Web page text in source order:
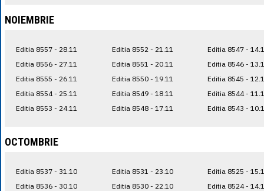
NOIEMBRIE
Editia 8557 - 28.11
Editia 8556 - 27.11
Editia 8555 - 26.11
Editia 8554 - 25.11
Editia 8553 - 24.11
Editia 8552 - 21.11
Editia 8551 - 20.11
Editia 8550 - 19.11
Editia 8549 - 18.11
Editia 8548 - 17.11
Editia 8547 -
Editia 8546 -
Editia 8545 -
Editia 8544 -
Editia 8543 -
OCTOMBRIE
Editia 8537 - 31.10
Editia 8536 - 30.10
Editia 8531 - 23.10
Editia 8530 - 22.10
Editia 8525 -
Editia 8524 -